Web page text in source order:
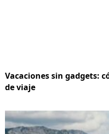
Vacaciones sin gadgets:
de viaje